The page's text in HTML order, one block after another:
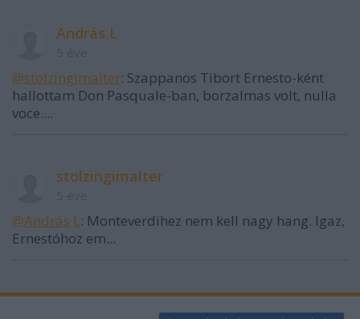
András L
@stolzingimalter: Szappanos Tibort Ernesto-ként
hallottam Don Pasquale-ban, borzalmas volt, nulla
voce....
stolzingimalter
@András L: Monteverdihez nem kell nagy hang. Igaz,
Ernestóhoz em...